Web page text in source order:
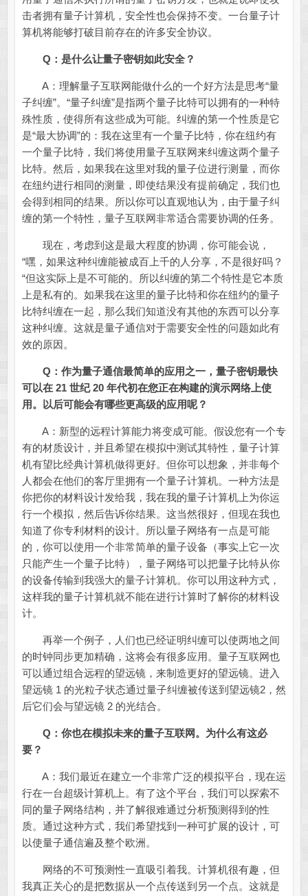
击者拥有量子计算机，安全性也会保持不变。一台量子计
算机将能够打破目前存在的许多安全协议。
Q：是什么让量子密钥如此安全？
A：理解量子互联网能做什么的一个好方法是思考“量
子纠缠”。“量子纠缠”是指两个量子比特可以拥有的一种特
殊性质，使得所有这些成为可能。纠缠的第一个性质是它
是“最大协调”的：我在这里有一个量子比特，你在纽约有
一个量子比特，我们将使用量子互联网来纠缠这两个量子
比特。然后，如果我在这里对我的量子位进行测量，而你
在纽约进行相同的测量，即使结果没有提前确定，我们也
会得到相同的结果。所以你可以直观地认为，由于量子纠
缠的第一个特性，量子互联网非常适合需要协调的任务。
现在，考虑到这是最大程度的协调，你可能会说，
“嘿，如果这种纠缠能被成百上千的人分享，不是很好吗？
“但这实际上是不可能的。所以纠缠的第二个特性是它本质
上是私有的。如果我在这里的量子比特和你在纽约的量子
比特纠缠在一起，那么我们知道没有其他的东西可以分享
这种纠缠。这就是量子通信对于需要安全性的问题如此有
效的原因。
Q：作为量子通信最简单的应用之一，量子密钥最快
可以在 21 世纪 20 年代初在您正在构建的演示网络上使
用。以后可能会有哪些更高级的应用呢？
A：新型的远程计算能力将变成可能。假设您有一个专
有的材质设计，并且希望在模拟中测试其特性，量子计算
机有望比经典计算机做得更好。但你可以想象，并非每个
人都会在他们的客厅里拥有一个量子计算机。一种方法是
你把你的材料设计发给我，我在我的量子计算机上为你运
行一个模拟，然后告诉你结果。这当然很好，但现在我也
知道了你专利材料的设计。所以量子网络有一点是可能
的，你可以使用一个非常简单的量子设备（事实上它一次
只能产生一个量子比特），量子网络可以把量子比特从你
的设备传输到我强大的量子计算机。你可以用这种方式，
这样我的量子计算机就不能在进行计算时了解你的材料设
计。
再举一个例子，人们也已经证明纠缠可以使两地之间
的时钟同步更加精确，这将会有很多应用。量子互联网也
可以通过组合远程的望远镜，来制造更好的望远镜。进入
望远镜 1 的光粒子状态通过量子纠缠被传送到望远镜2，然
后它们会与望远镜 2 的光结合。
Q：你也在模拟未来的量子互联网。为什么有这必
要？
A：我们最近在建立一个非常广泛的模拟平台，现在运
行在一台超级计算机上。有了这个平台，我们可以探索不
同的量子网络结构，并了解很难通过分析预测得到的性
质。通过这种方式，我们希望找到一种可扩展的设计，可
以使量子通信遍及整个欧洲。
网络的不可预测性一直吸引着我。计算机很有趣，但
我真正关心的是把数据从一个点传送到另一个点。这就是